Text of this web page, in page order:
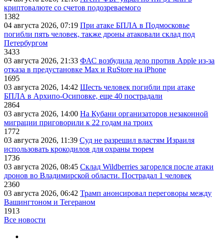
криптовалюте со счетов подозреваемого
1382
04 августа 2026, 07:19 При атаке БПЛА в Подмосковье
погибли пять человек, также дроны атаковали склад под
Петербургом
3433
03 августа 2026, 21:33 ФАС возбудила дело против Apple из-за
отказа в предустановке Max и RuStore на iPhone
1695
03 августа 2026, 14:42 Шесть человек погибли при атаке
БПЛА в Архипо-Осиповке, еще 40 пострадали
2864
03 августа 2026, 14:00 На Кубани организаторов незаконной
миграции приговорили к 22 годам на троих
1772
03 августа 2026, 11:39 Суд не разрешил властям Израиля
использовать крокодилов для охраны тюрем
1736
03 августа 2026, 08:45 Склад Wildberries загорелся после атаки
дронов во Владимирской области. Пострадал 1 человек
2360
03 августа 2026, 06:42 Трамп анонсировал переговоры между
Вашингтоном и Тегераном
1913
Все новости